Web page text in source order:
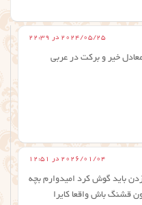
2024/05/25 در 22:39
خیر و برکت در عربی
2026/01/04 در 12:51
باید گوش کرد امیدوارم بچه
قشنگ باش واقعا کایرا